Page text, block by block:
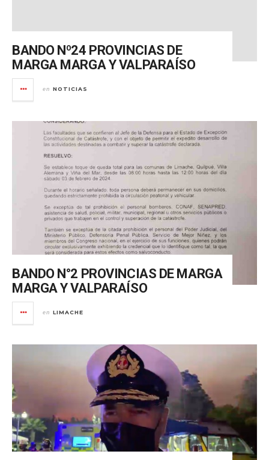
BANDO Nº24 PROVINCIAS DE
MARGA MARGA Y VALPARAÍSO
en NOTICIAS
BANDO N°2 PROVINCIAS DE MARGA
MARGA Y VALPARAÍSO
en LIMACHE